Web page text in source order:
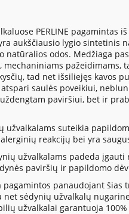
PERLINE pagamintas
aukščiausio lygio sintetinis
natūralios odos. Medžiaga
pažeidimams,
tad net išsiliejęs kavos
saulės poveikiui,
paviršiui, bet ir
užvalkalams suteikia
reakcijų bei yra
užvalkalams padeda įgauti
paviršių ir papildomo
panaudojant šias
sėdynių užvalkalų
užvalkalai garantuoja 100%